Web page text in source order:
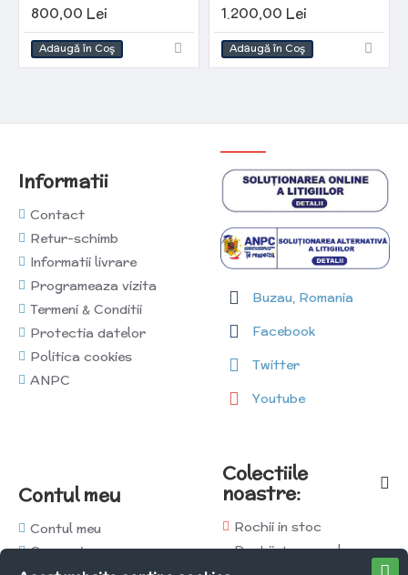
800,00 Lei
Adaugă în Coş
1.200,00 Lei
Adaugă în Coş
Informatii
Contact
Retur-schimb
Informatii livrare
Programeaza vizita
Termeni & Conditii
Protectia datelor
Politica cookies
ANPC
Buzau, Romania
Facebook
Twitter
Youtube
Contul meu
Contul meu
Comenzi
Colectiile
noastre:
Rochii in stoc
Rochii de seara la